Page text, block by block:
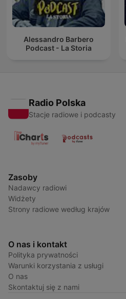
Alessandro Barbero
Podcast - La Storia
Radio Polska
Stacje radiowe i podcasty
Zasoby
Nadawcy radiowi
Widżety
Strony radiowe według krajów
O nas i kontakt
Polityka prywatności
Warunki korzystania z usługi
O nas
Skontaktuj się z nami